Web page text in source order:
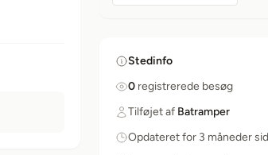
Stedinfo
0 registrerede besøg
Tilføjet af Batramper
Opdateret for 3 måneder